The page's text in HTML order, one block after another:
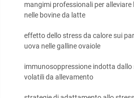
mangimi professionali per alleviare
nelle bovine da latte
effetto dello stress da calore sui
uova nelle galline ovaiole
immunosoppressione indotta dallo
volatili da allevamento